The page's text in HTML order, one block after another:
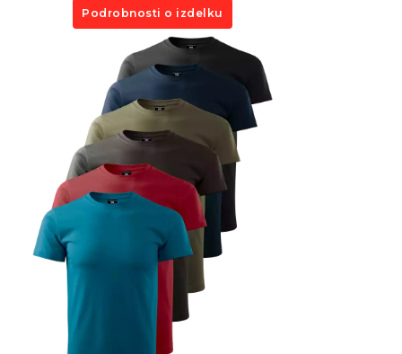
Podrobnosti o izdelku